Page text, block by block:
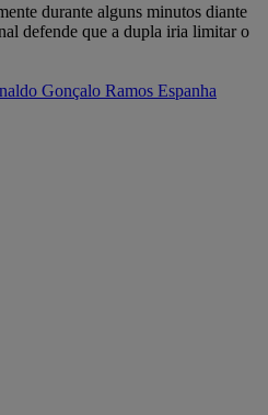
durante alguns minutos diante
defende que a dupla iria limitar o
Gonçalo Ramos Espanha